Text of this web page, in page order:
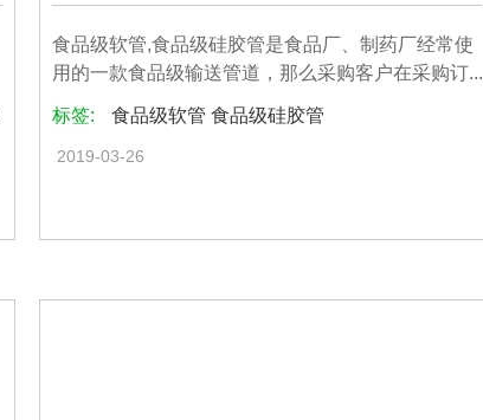
食品级软管,食品级硅胶管是食品厂、制药厂经常使
用的一款食品级输送管道，那么采购客户在采购订...
标签: 食品级软管 食品级硅胶管
2019-03-26